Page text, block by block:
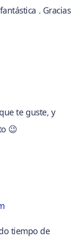
. Gracias
te guste, y
😉
tiempo de